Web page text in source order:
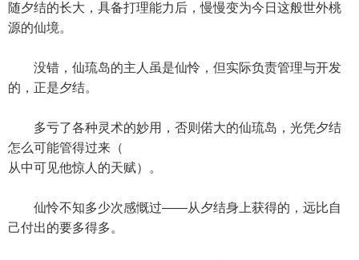
随夕结的长大，具备打理能力后，慢慢变为今日这般世外桃
源的仙境。
没错，仙琉岛的主人虽是仙怜，但实际负责管理与开发
的，正是夕结。
多亏了各种灵术的妙用，否则偌大的仙琉岛，光凭夕结
怎么可能管得过来（
从中可见他惊人的天赋）。
仙怜不知多少次感慨过——从夕结身上获得的，远比自
己付出的要多得多。